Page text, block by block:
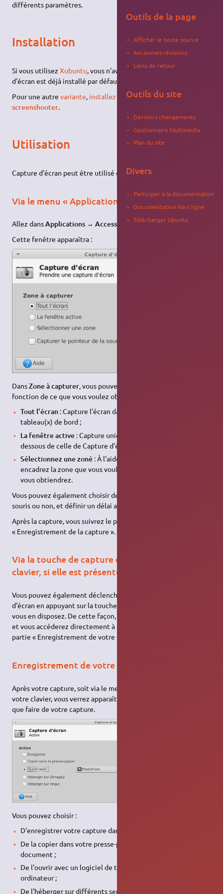
différents paramètres.
Installation
Si vous utilisezXubuntu, vous n'avez rien à faire ; Capture
d'écran est déjà installé par défaut.
Pour une autrevariante, installez le paquet
xfce4-
screenshooter.
Utilisation
Capture d'écran peut être utilisé de deux façons.
Via le menu « Applications »
Allez dansApplications → Accessoires → Capture d'écran
Cette fenêtre apparaîtra :
DansZone à capturer, vous pouvez choisir trois modes, en
fonction de ce que vous voulez obtenir :
Tout l'écran: Capture l'écran dans sa totalité, y compris le(s)
tableau(x) de bord ;
La fenêtre active: Capture uniquement la fenêtre juste en
dessous de celle de Capture d'écran ;
Sélectionnez une zoné: À l'aide du pointeur de la souris ,
encadrez la zone que vous voulez capturer. C'est celle-ci que
vous obtiendrez.
Vous pouvez également choisir de capturer votre pointeur de
souris ou non, et définir un délai avant la capture.
Après la capture, vous suivrez le protocole donné dans la partie
« Enregistrement de la capture ».
Via la touche de capture d'écran de votre
clavier, si elle est présente
Vous pouvez également déclencher l'ouverture de Capture
d'écran en appuyant sur la touche
vous en disposez. De cette façon, tout votre écran sera capturé,
et vous accéderez directement à la fenêtre décrite dans la
partie « Enregistrement de votre capture ».
Enregistrement de votre capture
Après votre capture, soit via le menu, soit directement par
votre clavier, vous verrez apparaître une fenêtre pour savoir
que faire de votre capture.
Vous pouvez choisir :
D'enregistrer votre capture dans votre ordinateur ;
De la copier dans votre presse-papier pour la coller dans un
document ;
De l'ouvrir avec un logiciel de traitement d'image sur votre
ordinateur ;
De l'héberger sur différents services.
Outils de la page
Afficher le texte source
Anciennes révisions
Liens de retour
Outils du site
Derniers changements
Gestionnaire Multimédia
Plan du site
Divers
Participer à la documentation
Documentation hors ligne
Télécharger Ubuntu